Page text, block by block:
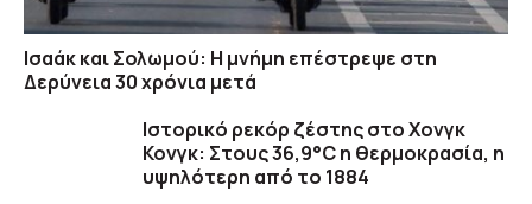
Ισαάκ και Σολωμού: Η μνήμη επέστρεψε στη
Δερύνεια 30 χρόνια μετά
Ιστορικό ρεκόρ ζέστης στο Χονγκ
Κονγκ: Στους 36,9°C η θερμοκρασία, η
υψηλότερη από το 1884